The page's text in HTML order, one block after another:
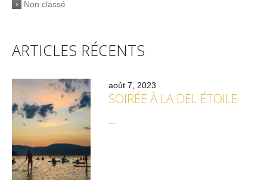
Non classé
ARTICLES RÉCENTS
août 7, 2023
SOIRÉE À LA DEL ÉTOILE